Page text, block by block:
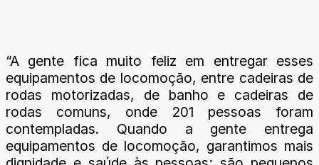
“A gente fica muito feliz em entregar esses
equipamentos de locomoção, entre cadeiras de
rodas motorizadas, de banho e cadeiras de
rodas comuns, onde 201 pessoas foram
contempladas. Quando a gente entrega
equipamentos de locomoção, garantimos mais